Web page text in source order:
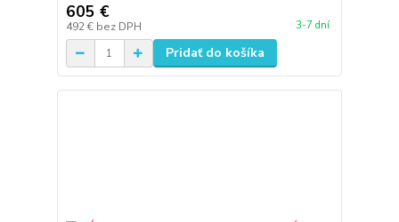
605 €
492 € bez DPH 3-7 dní
Pridať do košíka